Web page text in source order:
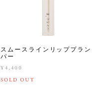
スムースラインリッププラン
パー
¥4,400
SOLD OUT